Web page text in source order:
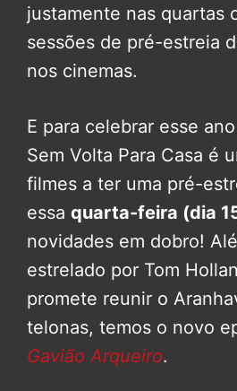
justamente nas quartas
sessões de pré-estreia
nos cinemas.
E para celebrar esse
Sem Volta Para Casa é
filmes a ter uma pré-
essa quarta-feira (dia
novidades em dobro!
estrelado por Tom
promete reunir o
telonas, temos o novo
Gavião Arqueiro.